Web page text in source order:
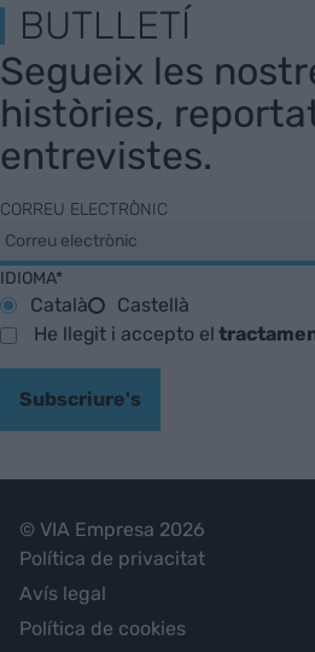
BUTLLETÍ
Segueix les
històries,
entrevistes.
CORREU ELECTRÒNIC
IDIOMA*
Català
Castellà
He llegit i accepto el
Subscriure's
© VIA Empresa 2026
Política de privacitat
Avís legal
Política de cookies